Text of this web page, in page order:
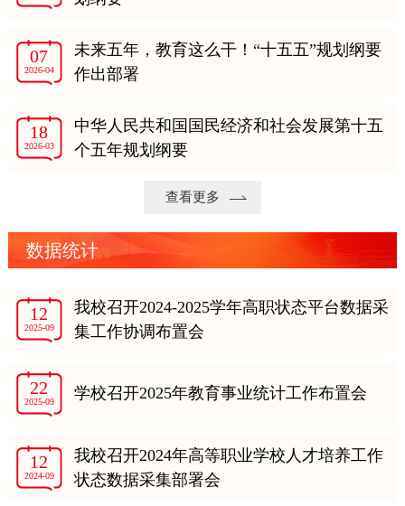
07
2026-04
未来五年，教育这么干！“十五五”规划纲要
作出部署
18
2026-03
中华人民共和国国民经济和社会发展第十五
个五年规划纲要
查看更多
数据统计
12
2025-09
我校召开2024-2025学年高职状态平台数据采
集工作协调布置会
22
2025-09 学校召开2025年教育事业统计工作布置会
12
2024-09
我校召开2024年高等职业学校人才培养工作
状态数据采集部署会